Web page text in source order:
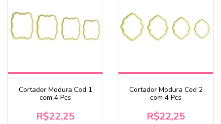
Cortador Modura Cod 1
com 4 Pcs
R$22,25
Cortador Modura Cod 2
com 4 Pcs
R$22,25